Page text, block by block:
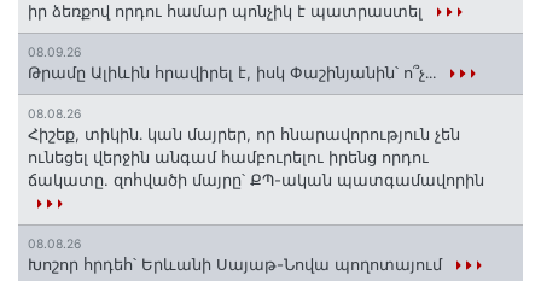
իր ձեռքով որդու համար պոնչիկ է պատրաստել
08.09.26
Թրամը Ալիևին հրավիրել է, իսկ Փաշինյանին՝ ո՞չ․․․
08.08.26
Հիշեք, տիկին․ կան մայրեր, որ հնարավորություն չեն
ունեցել վերջին անգամ համբուրելու իրենց որդու
ճակատը. զոհվածի մայրը՝ ՔՊ-ական պատգամավորին
08.08.26
Խոշոր հրդեհ՝ Երևանի Սայաթ-Նովա պողոտայում